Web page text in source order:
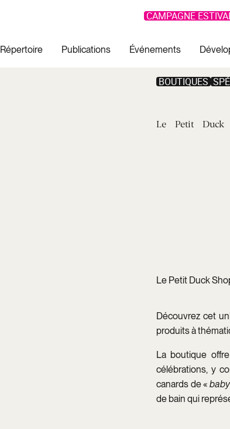
CAMPAGNE
Répertoire Publications Événements
BOUTIQUES
Le Petit Duck
Le Petit Duck
Découvrez cet
produits à
La boutique
célébrations, y
canards de «
de bain qui